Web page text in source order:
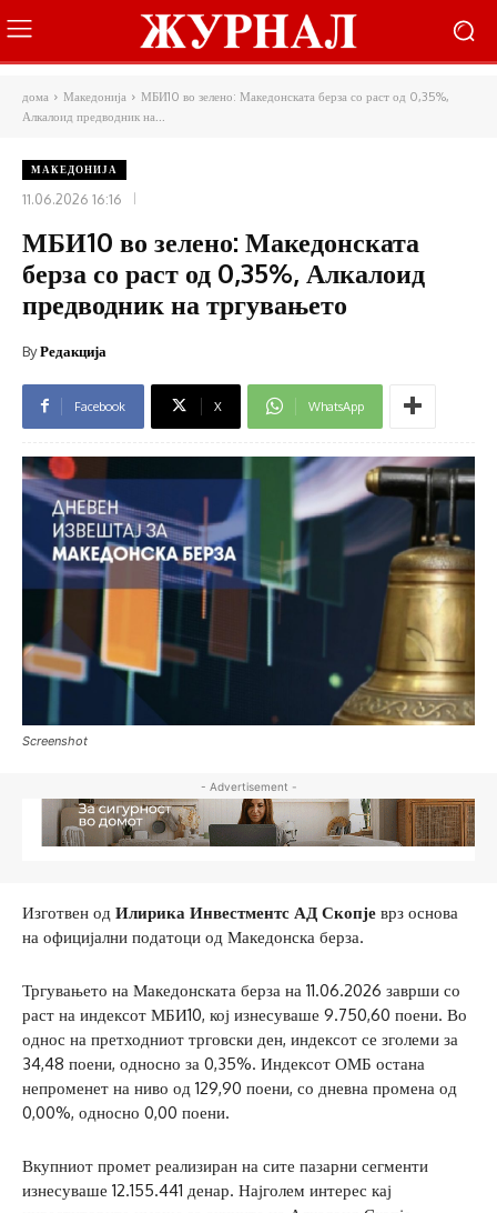
дома Македонија
МБИ10 во зелено: Македонската берза со раст од 0,35%,
Алкалоид предводник на...
МАКЕДОНИЈА
11.06.2026 16:16
МБИ10 во зелено: Македонската
берза со раст од 0,35%, Алкалоид
предводник на тргувањето
ByРедакција
Facebook X WhatsApp
Screenshot
- Advertisement -
Изготвен од Илирика Инвестментс АД Скопје врз основа
на официјални податоци од Македонска берза.
Тргувањето на Македонската берза на 11.06.2026 заврши со
раст на индексот МБИ10, кој изнесуваше 9.750,60 поени. Во
однос на претходниот трговски ден, индексот се зголеми за
34,48 поени, односно за 0,35%. Индексот ОМБ остана
непроменет на ниво од 129,90 поени, со дневна промена од
0,00%, односно 0,00 поени.
Вкупниот промет реализиран на сите пазарни сегменти
изнесуваше 12.155.441 денар. Најголем интерес кај